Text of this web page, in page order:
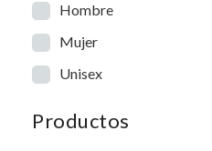
Hombre
Mujer
Unisex
Productos